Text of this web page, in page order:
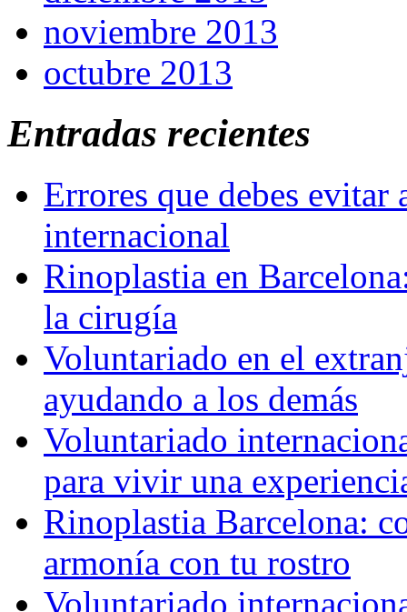
noviembre 2013
octubre 2013
Entradas recientes
Errores que debes
internacional
Rinoplastia en
la cirugía
Voluntariado en el
ayudando a los demás
Voluntariado
para vivir una
Rinoplastia Barcelona:
armonía con tu rostro
Voluntariado